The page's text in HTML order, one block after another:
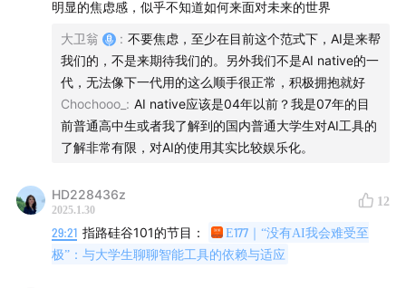
牌的一年
AI搜索也是绝佳的新机会，但为什么传统搜索巨头做
不好？
Agent会是2025年AI产业非常明确的突破点
Agent 开启元年 | 对谈真格基金戴雨森》
AI行业的加速发展是从生成式AI开始的吗？还是之
前就已经开始加速了？
MoE+RLHF+Scaling Laws），而非单一“范式革命”。
---
### **2. 对后训练挑战的深度共鸣**
- **后训练的“无人区”**
报道强调后训练（微调、对齐、多任务适配）的困难，这与
我认知的行业现状完全一致：
数据优化问答），本质是依赖预训练模型的强泛化能力，但
- **对齐的复杂性**：价值观对齐（如安全审查、文化适
配）需针对不同地域和场景定制，而开源社区尚未提供普适
明显的焦虑感，似乎不知道如何来面对未来的世界
大卫翁 : 不要焦虑，至少在目前这个范式下，AI是来帮
我们的，不是来期待我们的。另外我们不是AI native的一
代，无法像下一代用的这么顺手很正常，积极拥抱就好
Chochooo_ : AI native应该是04年以前？我是07年的目
前普通高中生或者我了解到的国内普通大学生对AI工具的
了解非常有限，对AI的使用其实比较娱乐化。
HD228436z
2025.1.30
12
29:21 指路硅谷101的节目：
E177｜“没有AI我会难受至
极”：与大学生聊聊智能工具的依赖与适应